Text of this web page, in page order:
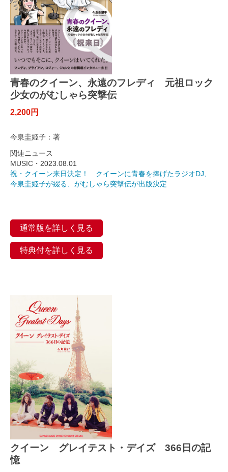
青春のクイーン、永遠のフレディ 元祖ロック
少女のがむしゃら突撃伝
2,200円
今泉圭姫子：著
関連ニュース
MUSIC・ 2023.08.01
祝・クイーン来日決定！ クイーンに青春を捧げたラジオDJ、
今泉圭姫子が綴る、がむしゃら突撃伝が出版決定
通常版を詳しく見る
特典付を詳しく見る
クイーン グレイテスト・デイズ 366日の記
憶